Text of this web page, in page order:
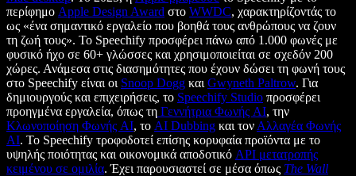
περίφημο Apple Design Award στο WWDC, χαρακτηρίζοντάς το
ως «ένα σημαντικό εργαλείο που βοηθά τους ανθρώπους να ζουν
τη ζωή τους». Το Speechify προσφέρει πάνω από 1.000 φωνές με
φυσικό ήχο σε 60+ γλώσσες και χρησιμοποιείται σε σχεδόν 200
χώρες. Ανάμεσα στις διασημότητες που έχουν δώσει τη φωνή τους
στο Speechify είναι οι Snoop Dogg και Gwyneth Paltrow. Για
δημιουργούς και επιχειρήσεις, το Speechify Studio προσφέρει
προηγμένα εργαλεία, όπως τη Γεννήτρια Φωνής AI, την
Κλωνοποίηση Φωνής AI, το AI Dubbing και τον Αλλαγέα Φωνής
AI. Το Speechify τροφοδοτεί επίσης κορυφαία προϊόντα με το
υψηλής ποιότητας και οικονομικά αποδοτικό API μετατροπής
κειμένου σε ομιλία. Έχει παρουσιαστεί σε μέσα όπως The Wall